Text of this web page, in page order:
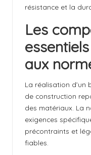
résistance et la
Les
aux
La réalisation
de construction
des matériaux. La
exigences
précontraints et
fiables.